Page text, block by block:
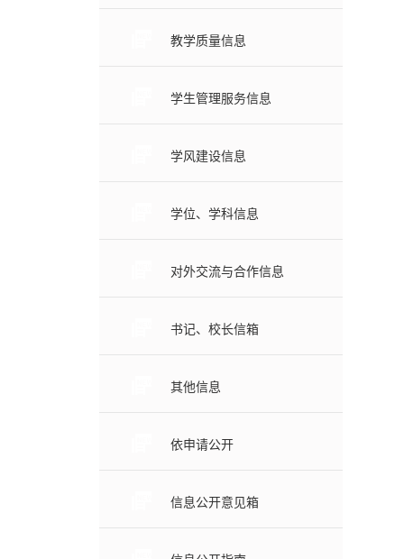
教学质量信息
学生管理服务信息
学风建设信息
学位、学科信息
对外交流与合作信息
书记、校长信箱
其他信息
依申请公开
信息公开意见箱